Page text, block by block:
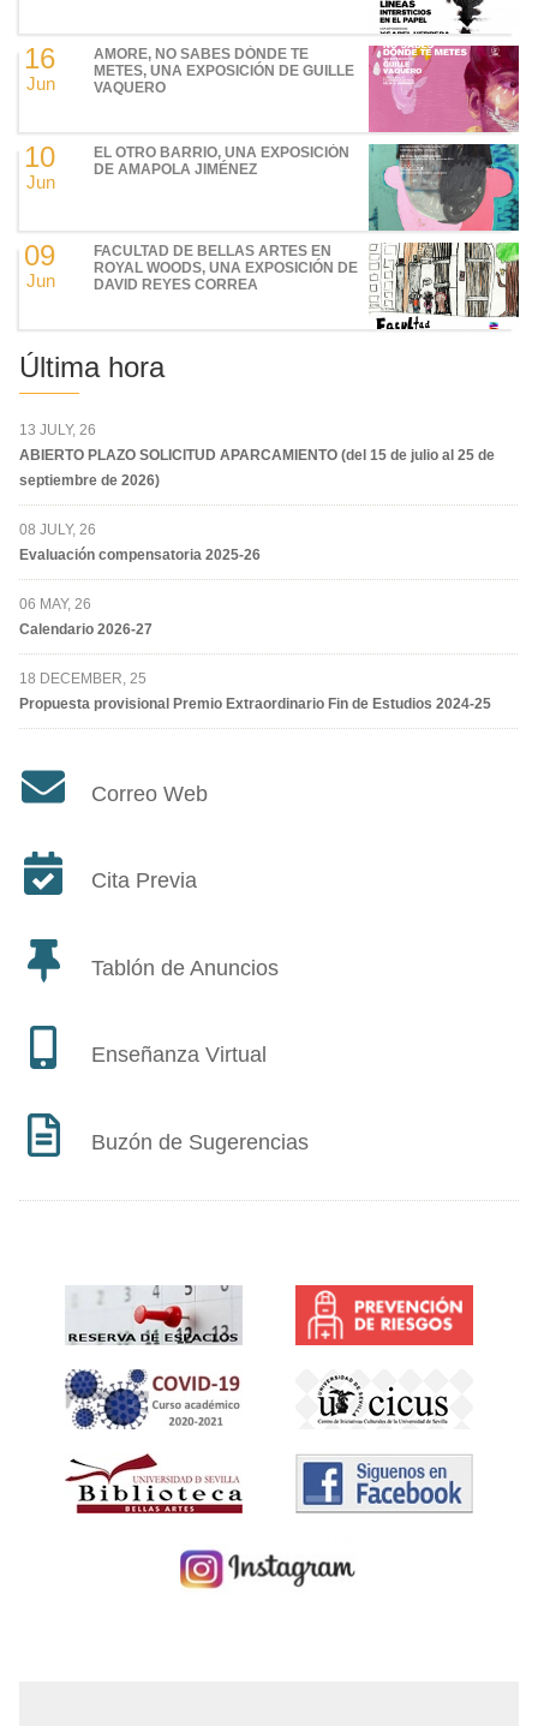
16
Jun
AMORE, NO SABES DÓNDE TE
METES, UNA EXPOSICIÓN DE GUILLE
VAQUERO
10
Jun
EL OTRO BARRIO, UNA EXPOSICIÓN
DE AMAPOLA JIMÉNEZ
09
Jun
FACULTAD DE BELLAS ARTES EN
ROYAL WOODS, UNA EXPOSICIÓN DE
DAVID REYES CORREA
Última hora
13 JULY, 26
ABIERTO PLAZO SOLICITUD APARCAMIENTO (del 15 de julio al 25 de
septiembre de 2026)
08 JULY, 26
Evaluación compensatoria 2025-26
06 MAY, 26
Calendario 2026-27
18 DECEMBER, 25
Propuesta provisional Premio Extraordinario Fin de Estudios 2024-25
Correo Web
Cita Previa
Tablón de Anuncios
Enseñanza Virtual
Buzón de Sugerencias